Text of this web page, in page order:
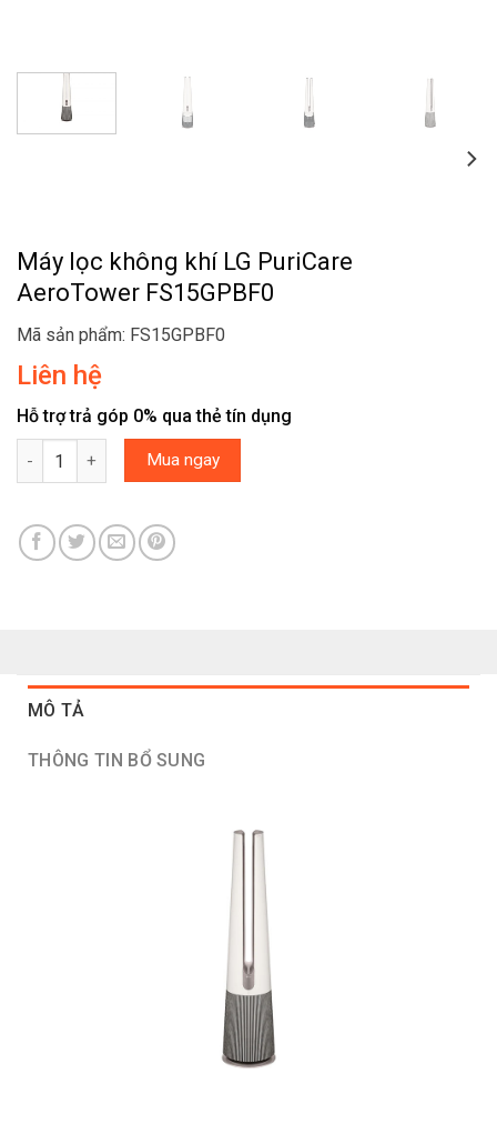
Máy lọc không khí LG PuriCare
AeroTower FS15GPBF0
Mã sản phẩm: FS15GPBF0
Liên hệ
Hỗ trợ trả góp 0% qua thẻ tín dụng
Máy lọc không khí LG PuriCare AeroTower FS15GPBF0 số lượng
Mua ngay
MÔ TẢ
THÔNG TIN BỔ SUNG